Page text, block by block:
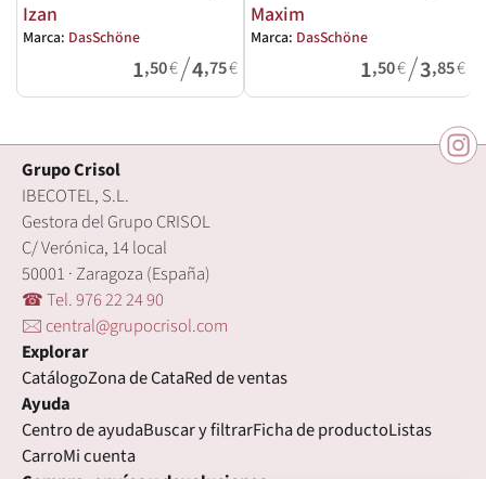
Izan
Marca: DasSchöne
1,50€/4,75€
Maxim
Marca: DasSchöne
1,50€/3,85€
Grupo Crisol
IBECOTEL, S.L.
Gestora del Grupo CRISOL
C/ Verónica, 14 local
50001 · Zaragoza (España)
☎ Tel. 976 22 24 90
🖂 central@grupocrisol.com
Explorar
CatálogoZona de CataRed de ventas
Ayuda
Centro de ayudaBuscar y filtrarFicha de productoListas
CarroMi cuenta